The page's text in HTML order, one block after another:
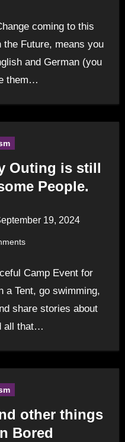
coming to this
the Future, means you
and German (you
them…
Outing is still
People.
19, 2024
Camp Event for
a Tent, go swimming,
share stories about
all that…
other things
Bored